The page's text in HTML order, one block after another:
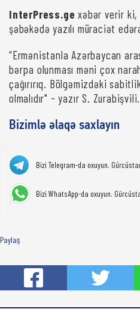
InterPress.ge xəbər verir ki,
şəbəkədə yazılı müraciət
“Ermənistanla Azərbaycan
bərpa olunması məni çox
çağırırıq. Bölgəmizdəki
olmalıdır" - yazır S. Zurabişvili.
Bizimlə əlaqə saxlayın
Bizi Telegram-da oxuyun.
Bizi WhatsApp-da oxuyun.
Paylaş